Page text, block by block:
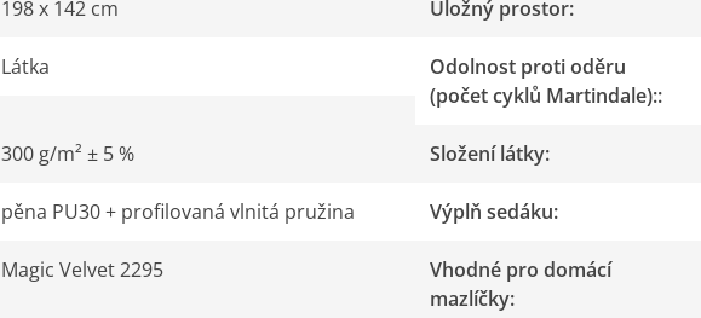
198 x 142 cm Úložný prostor:
Látka
Odolnost proti oděru
(počet cyklů Martindale)::
300 g/m² ± 5 % Složení látky:
pěna PU30 + profilovaná vlnitá pružina Výplň sedáku:
Magic Velvet 2295
Vhodné pro domácí
mazlíčky: